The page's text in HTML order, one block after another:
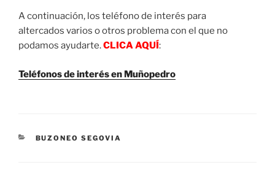
A continuación, los teléfono de interés para
altercados varios o otros problema con el que no
podamos ayudarte.CLICA AQUÍ:
Teléfonos de interés en Muñopedro
CATEGORIES
BUZONEO SEGOVIA